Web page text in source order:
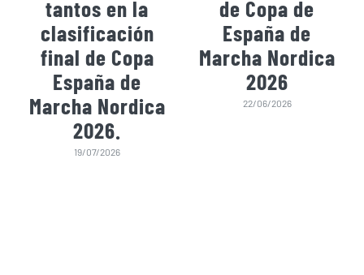
tantos en la
clasificación
final de Copa
España de
Marcha Nordica
2026.
19/07/2026
de Copa de
España de
Marcha Nordica
2026
22/06/2026